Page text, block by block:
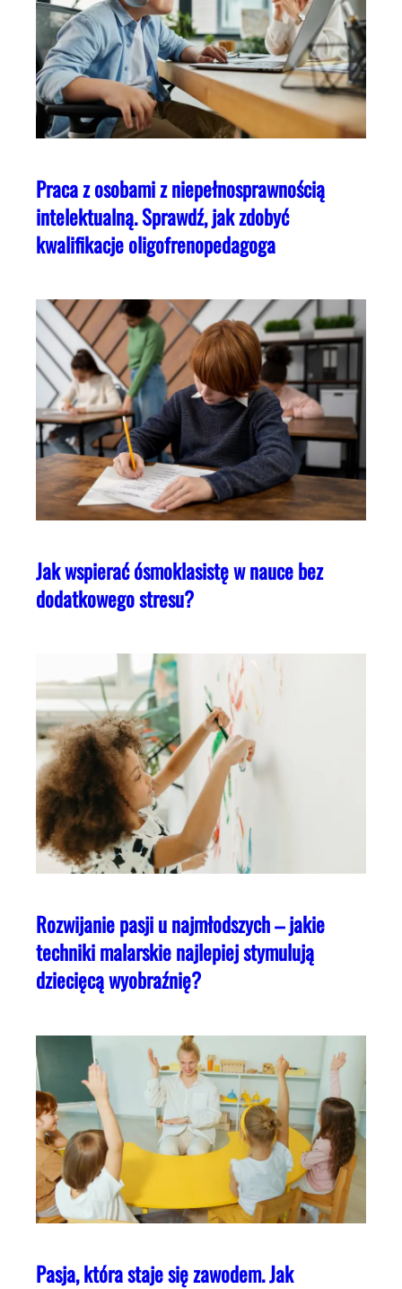
Praca z osobami z niepełnosprawnością
intelektualną. Sprawdź, jak zdobyć
kwalifikacje oligofrenopedagoga
Jak wspierać ósmoklasistę w nauce bez
dodatkowego stresu?
Rozwijanie pasji u najmłodszych – jakie
techniki malarskie najlepiej stymulują
dziecięcą wyobraźnię?
Pasja, która staje się zawodem. Jak